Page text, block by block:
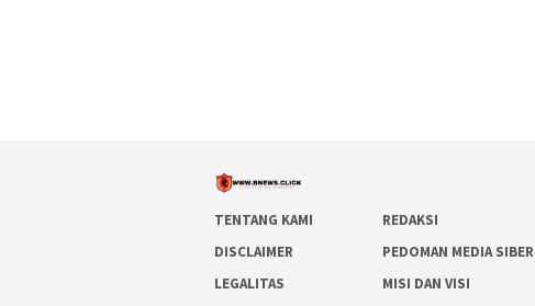
TENTANG KAMI REDAKSI
DISCLAIMER
PEDOMAN MEDIA SIBER
LEGALITAS
MISI DAN VISI